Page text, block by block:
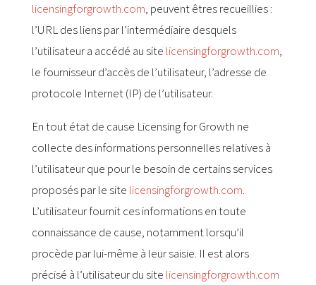
licensingforgrowth.com, peuvent êtres recueillies :
l’URL des liens par l’intermédiaire desquels
l’utilisateur a accédé au site licensingforgrowth.com,
le fournisseur d’accès de l’utilisateur, l’adresse de
protocole Internet (IP) de l’utilisateur.
En tout état de cause Licensing for Growth ne
collecte des informations personnelles relatives à
l’utilisateur que pour le besoin de certains services
proposés par le site licensingforgrowth.com.
L’utilisateur fournit ces informations en toute
connaissance de cause, notamment lorsqu’il
procède par lui-même à leur saisie. Il est alors
précisé à l’utilisateur du site licensingforgrowth.com